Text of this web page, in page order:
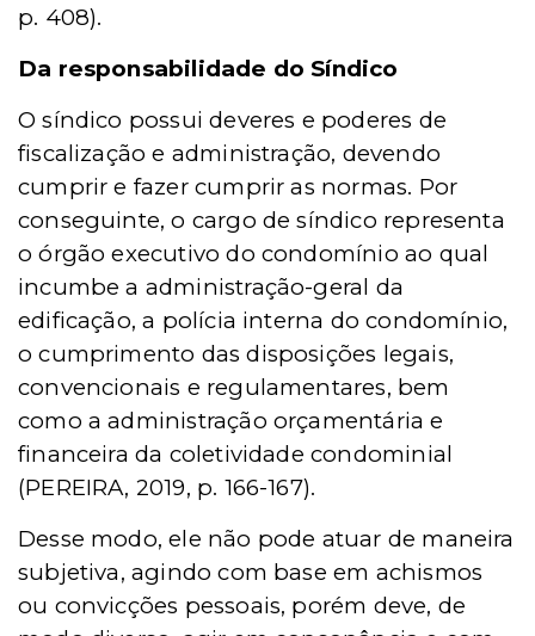
p. 408).
Da responsabilidade do Síndico
O síndico possui deveres e poderes de
fiscalização e administração, devendo
cumprir e fazer cumprir as normas. Por
conseguinte, o cargo de síndico representa
o órgão executivo do condomínio ao qual
incumbe a administração-geral da
edificação, a polícia interna do condomínio,
o cumprimento das disposições legais,
convencionais e regulamentares, bem
como a administração orçamentária e
financeira da coletividade condominial
(PEREIRA, 2019, p. 166-167).
Desse modo, ele não pode atuar de maneira
subjetiva, agindo com base em achismos
ou convicções pessoais, porém deve, de